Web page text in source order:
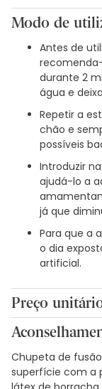
Modo de
Antes de
durante 2
água e
Repetir a
chão e
possíveis
Introduzir
ajudá-lo a
já que
Para que a
o dia
artificial.
Preço
11,58€ / Unidades
Chupeta de
superfície com a